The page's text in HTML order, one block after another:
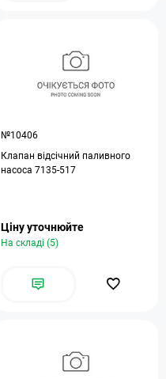
№10406
Клапан відсічний паливного
насоса 7135-517
Ціну уточнюйте
На складі (5)